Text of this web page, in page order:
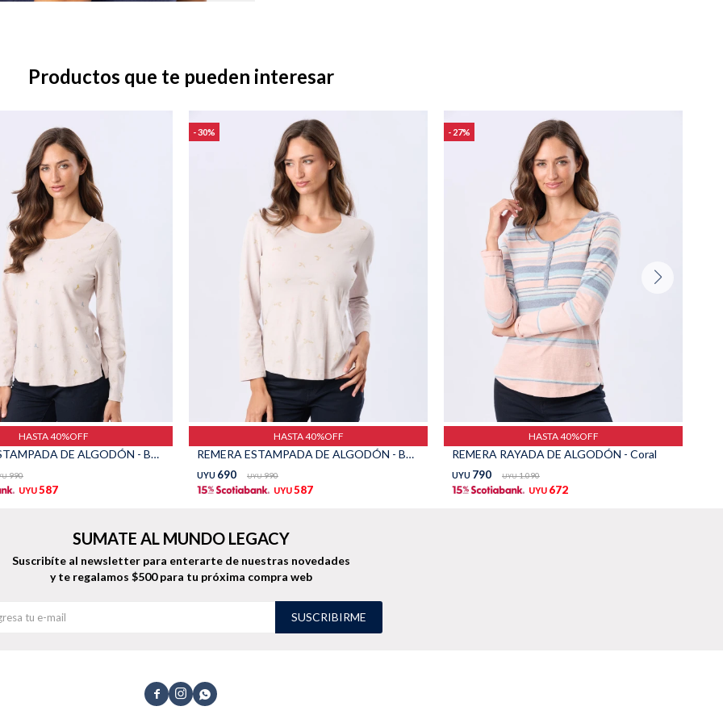
Productos que te pueden interesar
HASTA 40%OFF
REMERA ESTAMPADA DE ALGODÓN - Beige
990
UYU587
30
HASTA 40%OFF
REMERA ESTAMPADA DE ALGODÓN - Beige
UYU 690 UYU 990
UYU587
27
HASTA 40%OFF
REMERA RAYADA DE ALGODÓN - Coral
UYU 790 UYU 1.090
UYU 672
  
SUMATE AL MUNDO LEGACY
Suscribíte al newsletter para enterarte de nuestras novedades
y te regalamos $500 para tu próxima compra web
SUSCRIBIRME